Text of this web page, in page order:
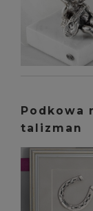
Podkowa
talizman